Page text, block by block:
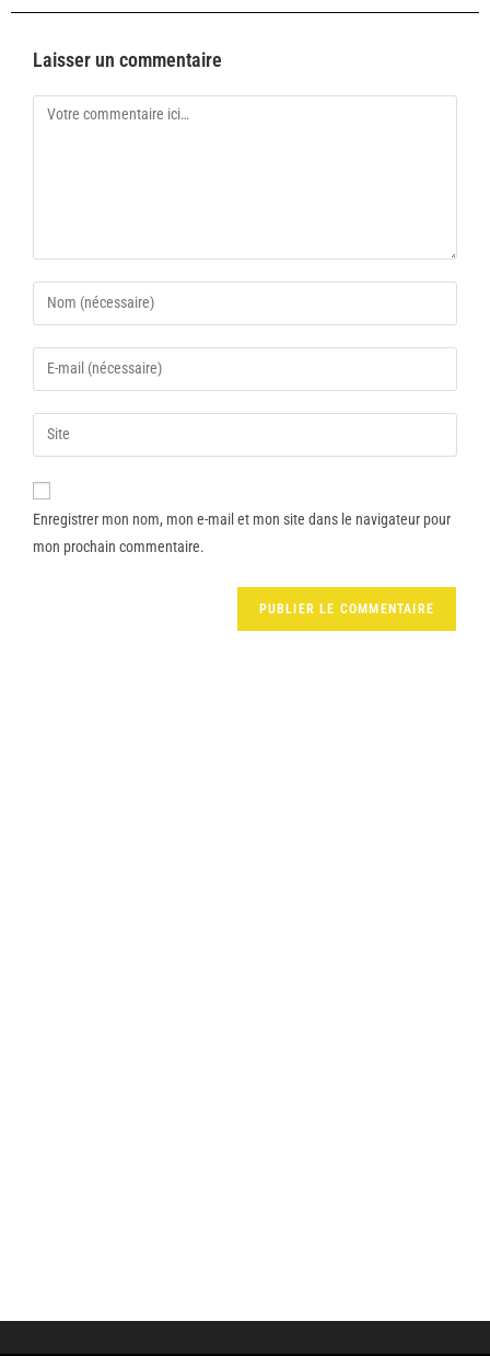
Laisser un commentaire
Enregistrer mon nom, mon e-mail et mon site dans le navigateur pour
mon prochain commentaire.